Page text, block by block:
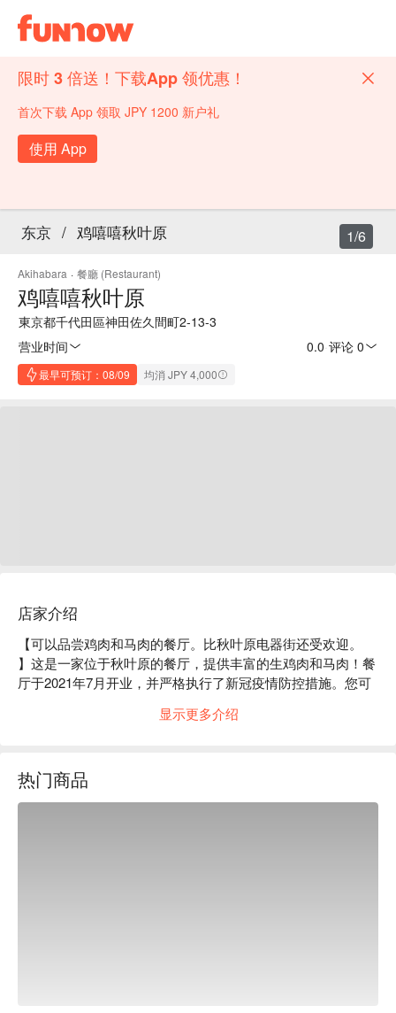
限时 3 倍送！下载App 领优惠！
首次下载 App 领取 JPY 1200 新户礼
使用 App
东京 / 鸡嘻嘻秋叶原
Akihabara · 餐廳 (Restaurant)
鸡嘻嘻秋叶原
東京都千代田區神田佐久間町2-13-3
营业时间
0.0 评论 0
最早可预订：08/09 均消 JPY 4,000
1/6
店家介绍
【可以品尝鸡肉和马肉的餐厅。比秋叶原电器街还受欢迎。
】这是一家位于秋叶原的餐厅，提供丰富的生鸡肉和马肉！餐
厅于2021年7月开业，并严格执行了新冠疫情防控措施。您可
点，而且完全没有异味。推荐菜色是「生肉特选」！这也是熊
※ 内容由 AI 翻译而成
显示更多介绍
热门商品